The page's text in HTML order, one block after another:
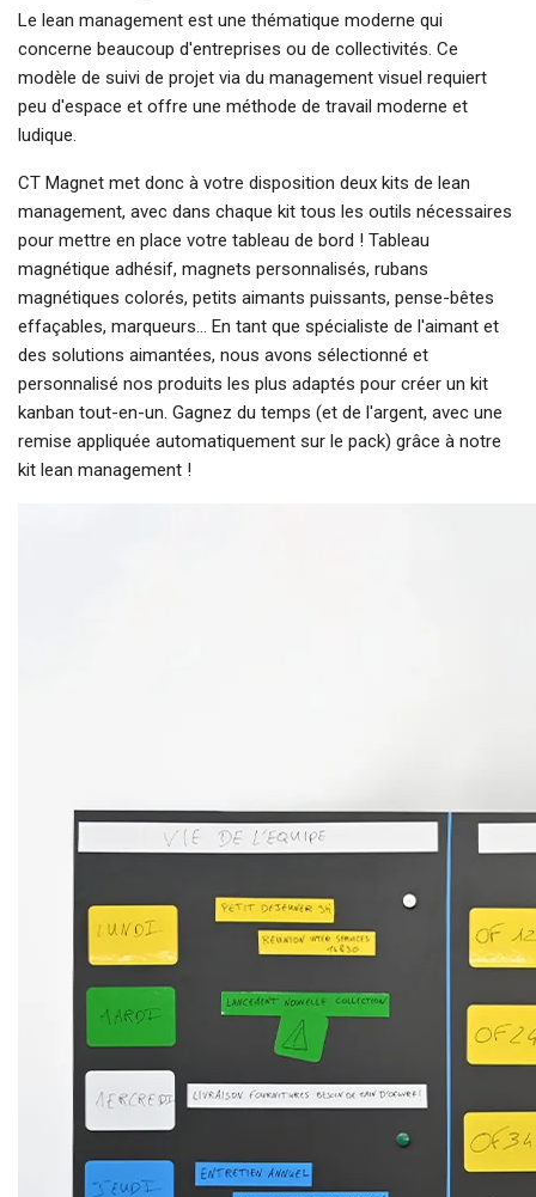
Le lean management est une thématique moderne qui
concerne beaucoup d'entreprises ou de collectivités. Ce
modèle de suivi de projet via du management visuel requiert
peu d'espace et offre une méthode de travail moderne et
ludique.
CT Magnet met donc à votre disposition deux kits de lean
management, avec dans chaque kit tous les outils nécessaires
pour mettre en place votre tableau de bord ! Tableau
magnétique adhésif, magnets personnalisés, rubans
magnétiques colorés, petits aimants puissants, pense-bêtes
effaçables, marqueurs... En tant que spécialiste de l'aimant et
des solutions aimantées, nous avons sélectionné et
personnalisé nos produits les plus adaptés pour créer un kit
kanban tout-en-un. Gagnez du temps (et de l'argent, avec une
remise appliquée automatiquement sur le pack) grâce à notre
kit lean management !